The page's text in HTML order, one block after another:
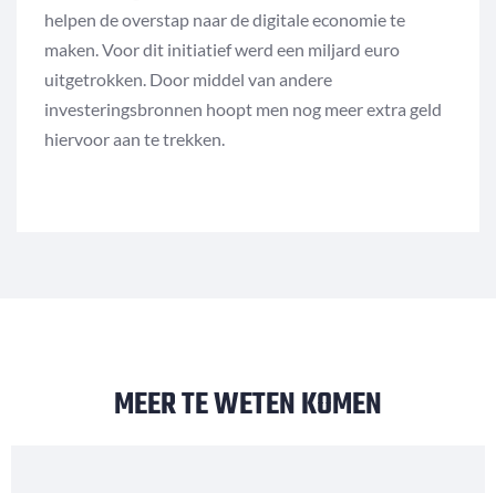
helpen de overstap naar de digitale economie te
maken. Voor dit initiatief werd een miljard euro
uitgetrokken. Door middel van andere
investeringsbronnen hoopt men nog meer extra geld
hiervoor aan te trekken.
MEER TE WETEN KOMEN